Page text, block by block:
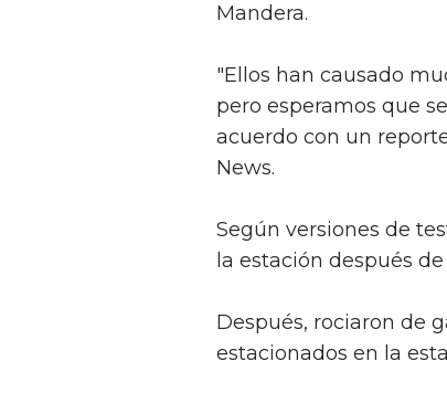
Mandera.
"Ellos han causado
pero esperamos que
acuerdo con un
News.
Según versiones de
la estación después
Después, rociaron de
estacionados en la